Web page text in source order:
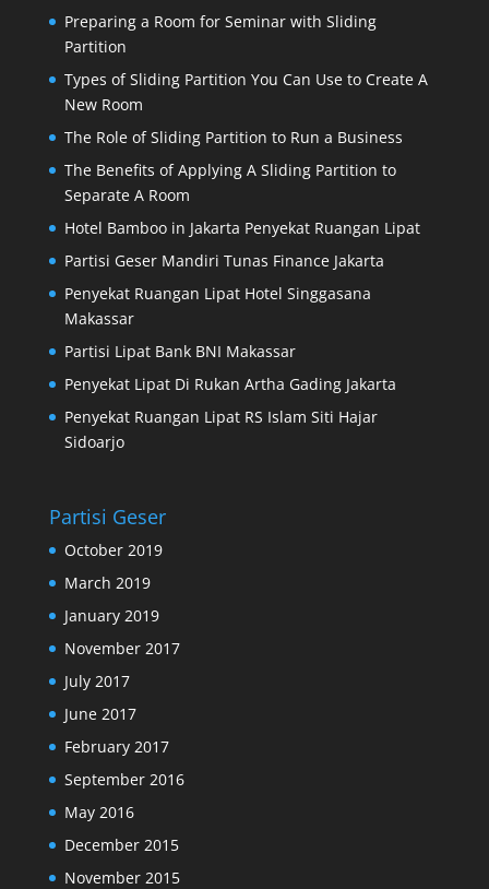
Preparing a Room for Seminar with Sliding
Partition
Types of Sliding Partition You Can Use to Create A
New Room
The Role of Sliding Partition to Run a Business
The Benefits of Applying A Sliding Partition to
Separate A Room
Hotel Bamboo in Jakarta Penyekat Ruangan Lipat
Partisi Geser Mandiri Tunas Finance Jakarta
Penyekat Ruangan Lipat Hotel Singgasana
Makassar
Partisi Lipat Bank BNI Makassar
Penyekat Lipat Di Rukan Artha Gading Jakarta
Penyekat Ruangan Lipat RS Islam Siti Hajar
Sidoarjo
Partisi Geser
October 2019
March 2019
January 2019
November 2017
July 2017
June 2017
February 2017
September 2016
May 2016
December 2015
November 2015